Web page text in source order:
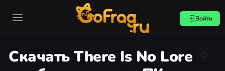
Войти
Скачать There Is No Lore